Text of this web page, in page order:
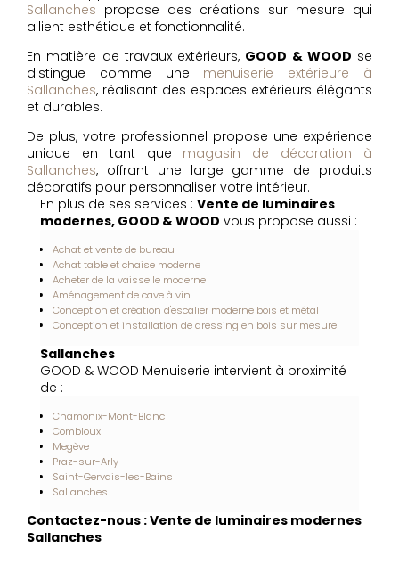
Sallanches propose des créations sur mesure qui
allient esthétique et fonctionnalité.
En matière de travaux extérieurs, GOOD & WOOD se
distingue comme une menuiserie extérieure à
Sallanches, réalisant des espaces extérieurs élégants
et durables.
De plus, votre professionnel propose une expérience
unique en tant que magasin de décoration à
Sallanches, offrant une large gamme de produits
décoratifs pour personnaliser votre intérieur.
En plus de ses services : Vente de luminaires
modernes, GOOD & WOOD vous propose aussi :
Achat et vente de bureau
Achat table et chaise moderne
Acheter de la vaisselle moderne
Aménagement de cave à vin
Conception et création d'escalier moderne bois et métal
Conception et installation de dressing en bois sur mesure
Sallanches
GOOD & WOOD Menuiserie intervient à proximité
de :
Chamonix-Mont-Blanc
Combloux
Megève
Praz-sur-Arly
Saint-Gervais-les-Bains
Sallanches
Contactez-nous : Vente de luminaires modernes
Sallanches